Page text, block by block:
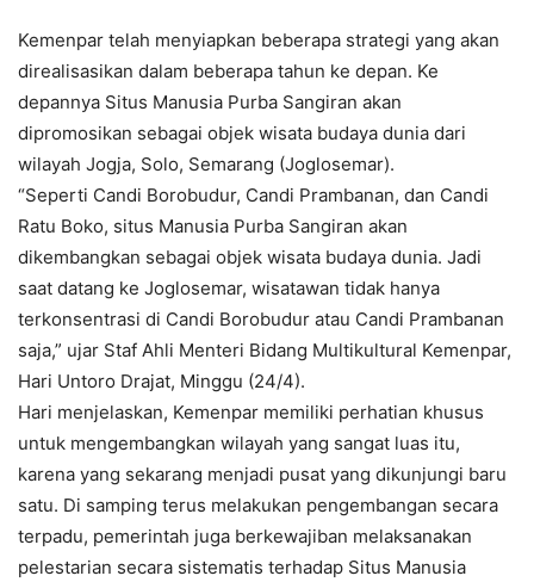
Kemenpar telah menyiapkan beberapa strategi yang akan
direalisasikan dalam beberapa tahun ke depan. Ke
depannya Situs Manusia Purba Sangiran akan
dipromosikan sebagai objek wisata budaya dunia dari
wilayah Jogja, Solo, Semarang (Joglosemar).
“Seperti Candi Borobudur, Candi Prambanan, dan Candi
Ratu Boko, situs Manusia Purba Sangiran akan
dikembangkan sebagai objek wisata budaya dunia. Jadi
saat datang ke Joglosemar, wisatawan tidak hanya
terkonsentrasi di Candi Borobudur atau Candi Prambanan
saja,” ujar Staf Ahli Menteri Bidang Multikultural Kemenpar,
Hari Untoro Drajat, Minggu (24/4).
Hari menjelaskan, Kemenpar memiliki perhatian khusus
untuk mengembangkan wilayah yang sangat luas itu,
karena yang sekarang menjadi pusat yang dikunjungi baru
satu. Di samping terus melakukan pengembangan secara
terpadu, pemerintah juga berkewajiban melaksanakan
pelestarian secara sistematis terhadap Situs Manusia